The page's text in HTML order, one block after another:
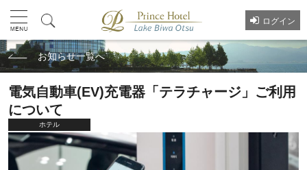
ログイン
お知らせ一覧へ
電気自動車(EV)充電器「テラチャージ」ご利用
について
ホテル